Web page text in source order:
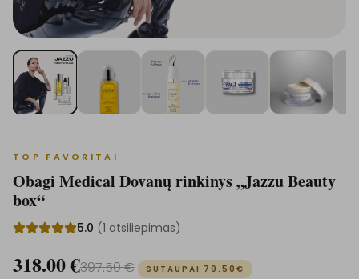
TOP FAVORITAI
Obagi Medical Dovanų rinkinys „Jazzu Beauty
box“
5.0 (1 atsiliepimas)
318.00€397.50€ SUTAUPAI 79.50 €